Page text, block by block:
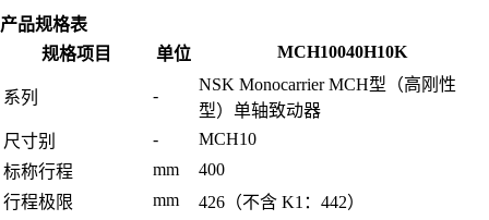
产品规格表
规格项目
单位 MCH10040H10K
系列 -
NSK Monocarrier MCH型（高刚性
型）单轴致动器
尺寸别
-
MCH10
标称行程
mm
400
行程极限
mm
426（不含 K1：442）